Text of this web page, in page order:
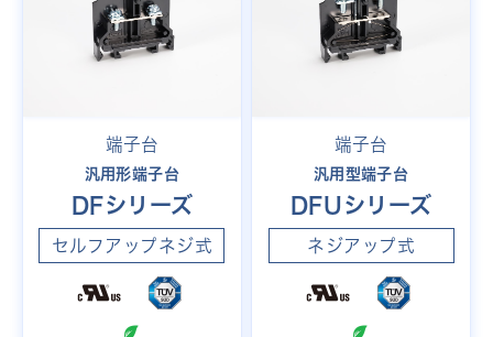
端子台
汎用形端子台
DFシリーズ
セルフアップネジ式
端子台
汎用型端子台
DFUシリーズ
ネジアップ式